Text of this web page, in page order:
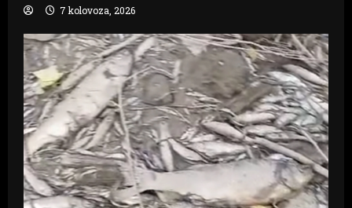
7 kolovoza, 2026